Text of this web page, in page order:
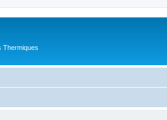
Thermiques